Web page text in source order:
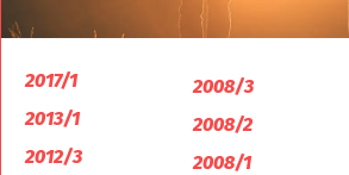
2017/1
2013/1
2012/3
2008/3
2008/2
2008/1